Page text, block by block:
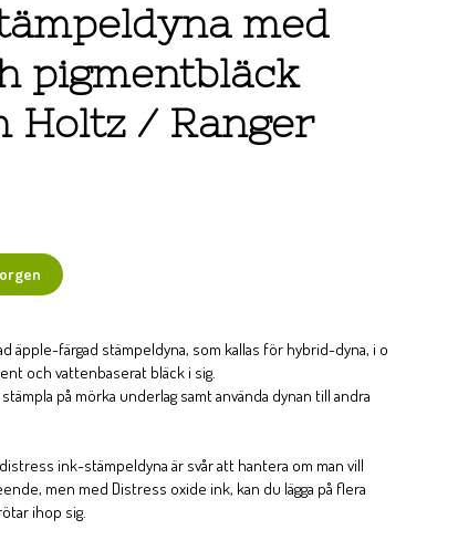
med
pigmentbläck
Holtz / Ranger
äpple-färgad stämpeldyna, som kallas för hybrid-dyna, i o
och vattenbaserat bläck i sig.
på mörka underlag samt använda dynan till andra
ink-stämpeldyna är svår att hantera om man vill
men med Distress oxide ink, kan du lägga på flera
ihop sig.